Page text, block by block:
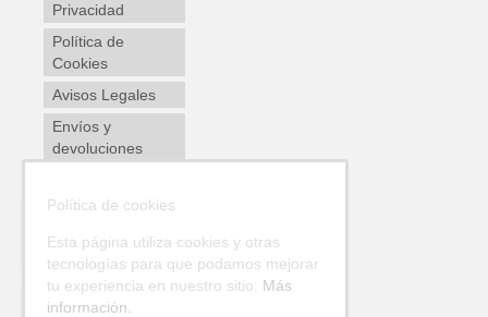
Privacidad
Política de
Cookies
Avisos Legales
Envíos y
devoluciones
Política de cookies
Esta página utiliza cookies y otras
tecnologías para que podamos mejorar
tu experiencia en nuestro sitio: Más
información.